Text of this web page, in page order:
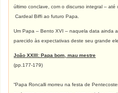
último conclave, com o discurso integral – até
Cardeal Biffi ao futuro Papa.
Um Papa – Bento XVI – naquela data ainda
parecido às expectativas deste seu grande
João XXIII: Papa bom, mau mestre
(pp.177-179)
“Papa Roncalli morreu na festa de